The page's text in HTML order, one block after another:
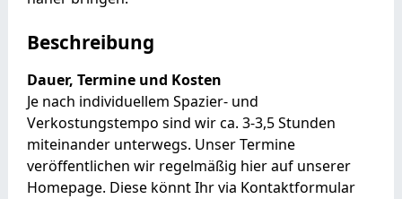
Beschreibung
Dauer, Termine und Kosten
Je nach individuellem Spazier- und
Verkostungstempo sind wir ca. 3-3,5 Stunden
miteinander unterwegs. Unser Termine
veröffentlichen wir regelmäßig hier auf unserer
Homepage. Diese könnt Ihr via Kontaktformular